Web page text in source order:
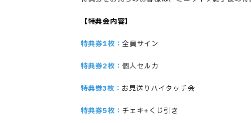
【特典会内容】
特典券1枚：全員サイン
特典券2枚：個人セルカ
特典券3枚： お見送りハイタッチ会
特典券5枚： チェキ+くじ引き